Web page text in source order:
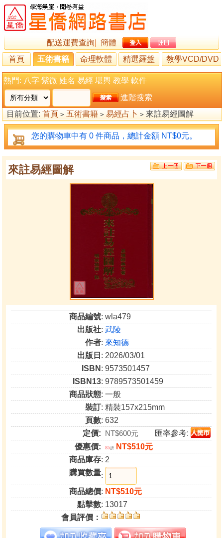
配送運費查詢
簡體
首頁
五術書籍 命理軟體 精選羅盤 教學VCD/DVD
熱門: 八字 紫微 姓名 易經 堪輿 教學 軟件
進階搜索
目前位置: 首頁 > 五術書籍 > 易經占卜 > 來註易經圖解
您的購物車中有 0 件商品，總計金額 NT$0元。
來註易經圖解
商品編號: wla479
出版社:武陵
作者: 來知德
出版日 : 2026/03/01
ISBN : 9573501457
ISBN13: 9789573501459
商品狀態: 一般
裝訂: 精裝157x215mm
頁數: 632
定價: NT$600元
匯率參考:
優惠價:
85折
NT$510元
商品庫存: 2
購買數量:
商品總價: NT$510元
點擊數: 13017
會員評價：